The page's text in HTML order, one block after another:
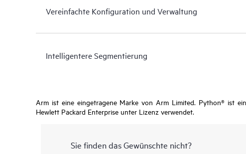
Vereinfachte Konfiguration und Verwaltung
Intelligentere Segmentierung
Arm ist eine eingetragene Marke von Arm Limited. Python® ist
Hewlett Packard Enterprise unter Lizenz verwendet.
Sie finden das Gewünschte nicht?